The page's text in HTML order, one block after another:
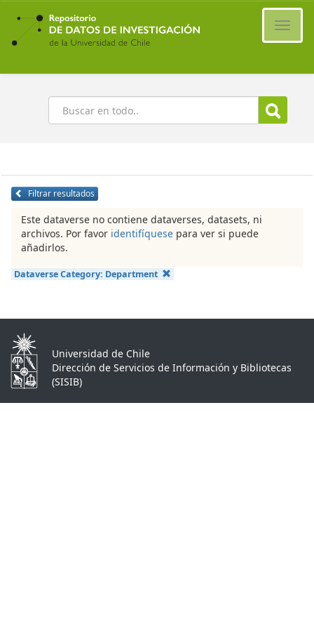
Ir
contenido
principal
Buscar
Filtrar resultados
Este dataverse no contiene dataverses, datasets, ni
archivos. Por favor identifíquese para ver si puede
añadirlos.
Dataverse Category: Department
Universidad de Chile
Dirección de Servicios de Información y Bibliotecas
(SISIB)